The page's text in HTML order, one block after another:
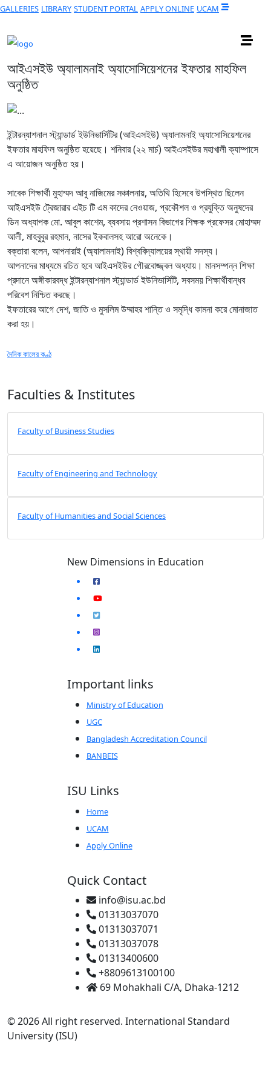
GALLERIES LIBRARY STUDENT PORTAL APPLY ONLINE UCAM
আইএসইউ অ্যালামনাই অ্যাসোসিয়েশনের ইফতার মাহফিল
অনুষ্ঠিত
ইন্টারন্যাশনাল স্ট্যান্ডার্ড ইউনিভার্সিটির (আইএসইউ) অ্যালামনাই অ্যাসোসিয়েশনের
ইফতার মাহফিল অনুষ্ঠিত হয়েছে। শনিবার (২২ মার্চ) আইএসইউর মহাখালী ক্যাম্পাসে
এ আয়োজন অনুষ্ঠিত হয়।
সাবেক শিক্ষার্থী মুহাম্মদ আবু নাজিমের সঞ্চালনায়, অতিথি হিসেবে উপস্থিত ছিলেন
আইএসইউ ট্রেজারার এইচ টি এম কাদের নেওয়াজ, প্রকৌশল ও প্রযুক্তি অনুষদের
ডিন অধ্যাপক মো. আবুল কাশেম, ব্যবসায় প্রশাসন বিভাগের শিক্ষক প্রফেসর মোহাম্মদ
আলী, মাহবুবুর রহমান, নাসের ইকবালসহ আরো অনেকে।
বক্তারা বলেন, আপনারাই (অ্যালামনাই) বিশ্ববিদ্যালয়ের স্থায়ী সদস্য।
আপনাদের মাধ্যমে রচিত হবে আইএসইউর গৌরবোজ্জ্বল অধ্যায়। মানসম্পন্ন শিক্ষা
প্রদানে অঙ্গীকারবদ্ধ ইন্টারন্যাশনাল স্ট্যান্ডার্ড ইউনিভার্সিটি, সবসময় শিক্ষার্থীবান্ধব
পরিবেশ নিশ্চিত করছে।
ইফতারের আগে দেশ, জাতি ও মুসলিম উম্মাহর শান্তি ও সমৃদ্ধি কামনা করে মোনাজাত
করা হয়।
দৈনিক কালের কণ্ঠ
Faculties & Institutes
Faculty of Business Studies
Faculty of Engineering and Technology
Faculty of Humanities and Social Sciences
New Dimensions in Education
Important links
Ministry of Education
UGC
Bangladesh Accreditation Council
BANBEIS
ISU Links
Home
UCAM
Apply Online
Quick Contact
info@isu.ac.bd
01313037070
01313037071
01313037078
01313400600
+8809613100100
69 Mohakhali C/A, Dhaka-1212
© 2026 All right reserved. International Standard
University (ISU)